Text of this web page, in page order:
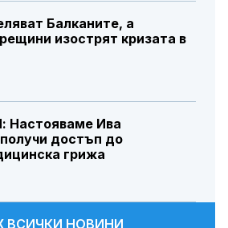
Балканите, а
изострят кризата в
Ива
достъп до
грижа
ВСИЧКИ НОВИНИ